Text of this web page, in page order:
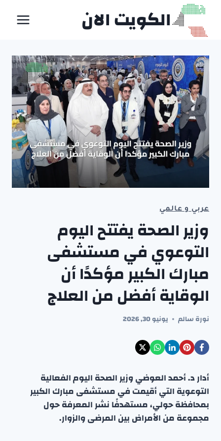
التجاوز
المحتوى
الكويت الان
عربي و عالمي
وزير الصحة يفتتح اليوم
التوعوي في مستشفى
مبارك الكبير مؤكدًا أن
الوقاية أفضل من العلاج
نورة سالم يونيو 30, 2026
أدار د. أحمد العوضي وزير الصحة اليوم الفعالية
التوعوية التي أقيمت في مستشفى مبارك الكبير
بمحافظة حولي، مستهدفًا نشر المعرفة حول
مجموعة من الأمراض بين المرضى والزوار.